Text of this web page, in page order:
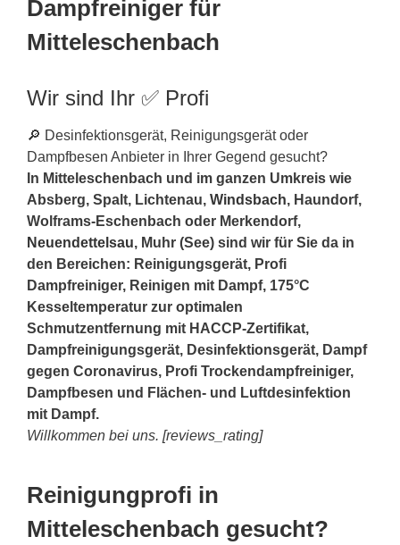
Dampfreiniger für
Mitteleschenbach
Wir sind Ihr ✅ Profi
🔎 Desinfektionsgerät, Reinigungsgerät oder
Dampfbesen Anbieter in Ihrer Gegend gesucht?
In Mitteleschenbach und im ganzen Umkreis wie
Absberg, Spalt, Lichtenau, Windsbach, Haundorf,
Wolframs-Eschenbach oder Merkendorf,
Neuendettelsau, Muhr (See) sind wir für Sie da in
den Bereichen: Reinigungsgerät, Profi
Dampfreiniger, Reinigen mit Dampf, 175°C
Kesseltemperatur zur optimalen
Schmutzentfernung mit HACCP-Zertifikat,
Dampfreinigungsgerät, Desinfektionsgerät, Dampf
gegen Coronavirus, Profi Trockendampfreiniger,
Dampfbesen und Flächen- und Luftdesinfektion
mit Dampf.
Willkommen bei uns. [reviews_rating]
Reinigungprofi in
Mitteleschenbach gesucht?